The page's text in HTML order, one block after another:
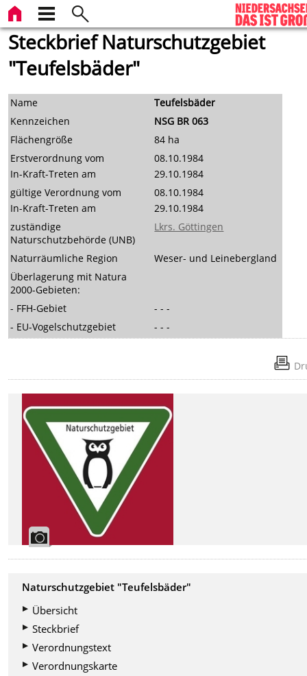
Steckbrief Naturschutzgebiet
"Teufelsbäder"
Name
Teufelsbäder
Kennzeichen
NSG BR 063
Flächengröße
84 ha
Erstverordnung vom
08.10.1984
In-Kraft-Treten am
29.10.1984
gültige Verordnung vom
08.10.1984
In-Kraft-Treten am
29.10.1984
zuständige
Naturschutzbehörde (UNB)
Lkrs. Göttingen
Naturräumliche Region
Weser- und Leinebergland
Überlagerung mit Natura
2000-Gebieten:
- FFH-Gebiet
- - -
- EU-Vogelschutzgebiet
- - -
Naturschutzgebiet "Teufelsbäder"
Übersicht
Steckbrief
Verordnungstext
Verordnungskarte